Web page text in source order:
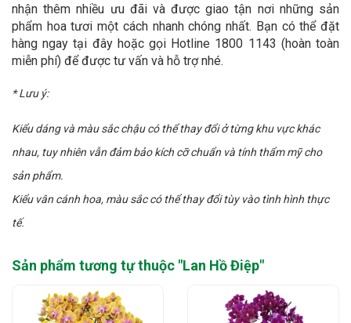
nhận thêm nhiều ưu đãi và được giao tận nơi những sản
phẩm hoa tươi một cách nhanh chóng nhất. Bạn có thể đặt
hàng ngay tại đây hoặc gọi Hotline 1800 1143 (hoàn toàn
miễn phí) để được tư vấn và hỗ trợ nhé.
* Lưu ý:
Kiểu dáng và màu sắc chậu có thể thay đổi ở từng khu vực khác
nhau, tuy nhiên vẫn đảm bảo kích cỡ chuẩn và tính thẩm mỹ cho
sản phẩm.
Kiểu vân cánh hoa, màu sắc có thể thay đổi tùy vào tình hình thực
tế.
Sản phẩm tương tự thuộc "Lan Hồ Điệp"